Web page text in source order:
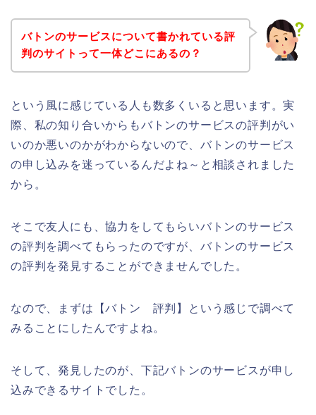
バトンのサービスについて書かれている評
判のサイトって一体どこにあるの？
という風に感じている人も数多くいると思います。実
際、私の知り合いからもバトンのサービスの評判がい
いのか悪いのかがわからないので、バトンのサービス
の申し込みを迷っているんだよね～と相談されました
から。
そこで友人にも、協力をしてもらいバトンのサービス
の評判を調べてもらったのですが、バトンのサービス
の評判を発見することができませんでした。
なので、まずは【バトン 評判】という感じで調べて
みることにしたんですよね。
そして、発見したのが、下記バトンのサービスが申し
込みできるサイトでした。